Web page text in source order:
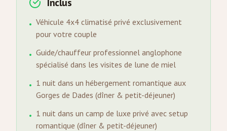
• Véhicule 4x4 climatisé privé exclusivement
pour votre couple
• Guide/chauffeur professionnel anglophone
spécialisé dans les visites de lune de miel
• 1 nuit dans un hébergement romantique aux
Gorges de Dades (dîner & petit-déjeuner)
• 1 nuit dans un camp de luxe privé avec setup
romantique (dîner & petit-déjeuner)